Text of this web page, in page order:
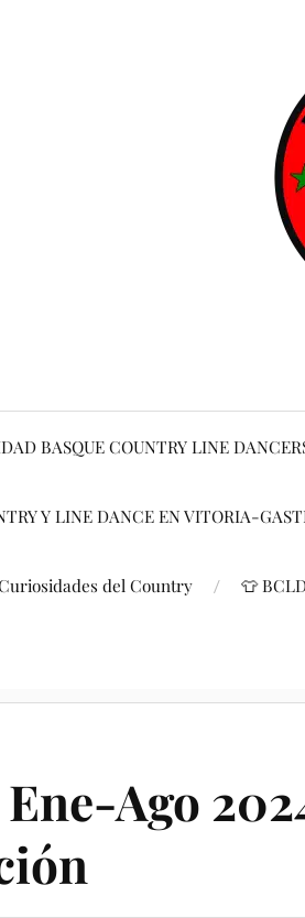
BASQUE COUNTRY LINE
Y LINE DANCE EN VITORIA-
del Country 👕
Ago